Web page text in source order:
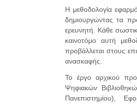
Η μεθοδολογία
δημιουργώντας τα
ερευνητή. Κάθε
καινοτόμο αυτή
προβάλλεται στους
ανασκαφής.
Το έργο αρχικού
Ψηφιακών
Πανεπιστημίου),